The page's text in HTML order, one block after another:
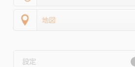
地図
設定